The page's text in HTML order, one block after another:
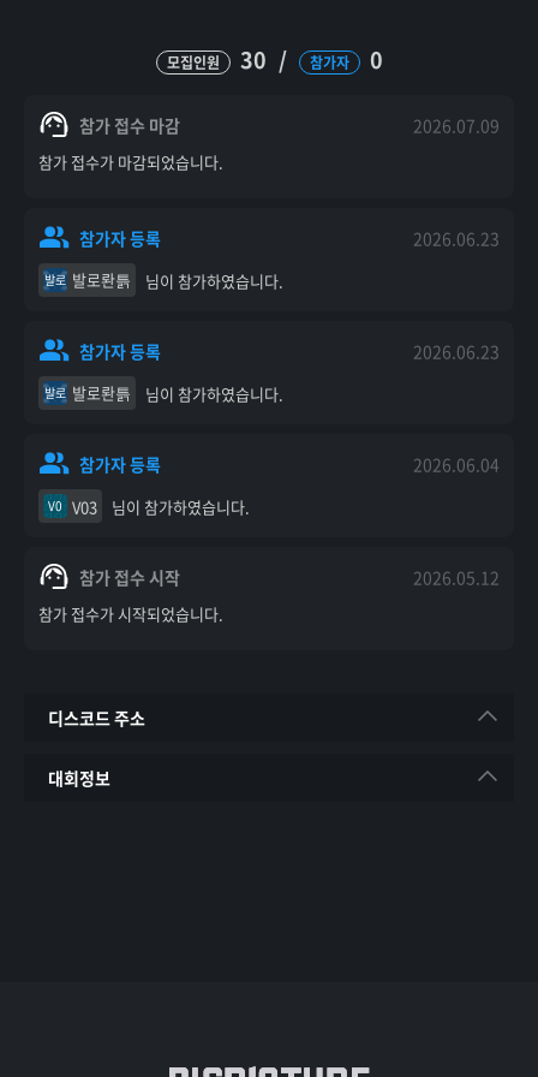
모집인원 30 / 참가자 0
참가 접수 마감 2026.07.09
참가 접수가 마감되었습니다.
참가자 등록 2026.06.23
발로 발로롼틁 님이 참가하였습니다.
참가자 등록 2026.06.23
발로 발로롼틁 님이 참가하였습니다.
참가자 등록 2026.06.04
V0 V03 님이 참가하였습니다.
참가 접수 시작 2026.05.12
참가 접수가 시작되었습니다.
디스코드 주소
대회정보